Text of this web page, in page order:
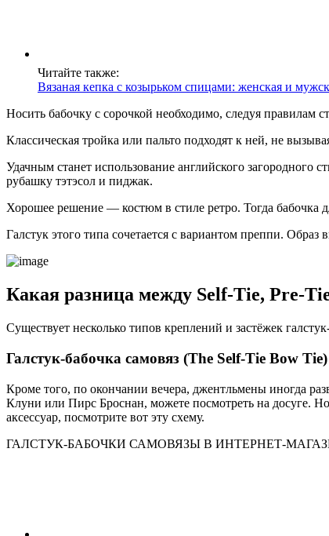
Читайте также:
Вязаная кепка с козырьком спицами: женская и
Носить бабочку с сорочкой необходимо, следуя правилам
Классическая тройка или пальто подходят к ней, не
Удачным станет использование английского загородного
рубашку тэтэсол и пиджак.
Хорошее решение — костюм в стиле ретро. Тогда бабочка
Галстук этого типа сочетается с вариантом преппи.
Какая разница между Self-Tie, Pre-
Существует несколько типов креплений и застёжек
Галстук-бабочка самовяз (The Self-Tie Bow Tie)
Кроме того, по окончании вечера, джентльмены иногда
Клуни или Пирс Броснан, можете посмотреть на досуге. Но
аксессуар, посмотрите вот эту схему.
ГАЛСТУК-БАБОЧКИ САМОВЯЗЫ В ИНТЕРНЕТ-